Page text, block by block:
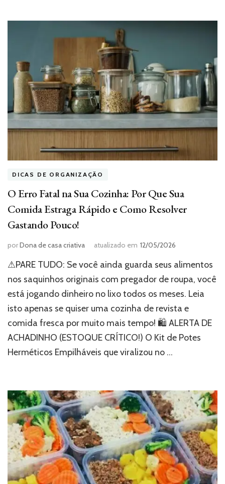
DICAS DE ORGANIZAÇÃO
O Erro Fatal na Sua Cozinha: Por Que Sua
Comida Estraga Rápido e Como Resolver
Gastando Pouco!
porDona de casa criativa atualizado em 12/05/2026
⚠PARE TUDO: Se você ainda guarda seus alimentos
nos saquinhos originais com pregador de roupa, você
está jogando dinheiro no lixo todos os meses. Leia
isto apenas se quiser uma cozinha de revista e
comida fresca por muito mais tempo! 🛍 ALERTA DE
ACHADINHO (ESTOQUE CRÍTICO!) O Kit de Potes
Herméticos Empilháveis que viralizou no …